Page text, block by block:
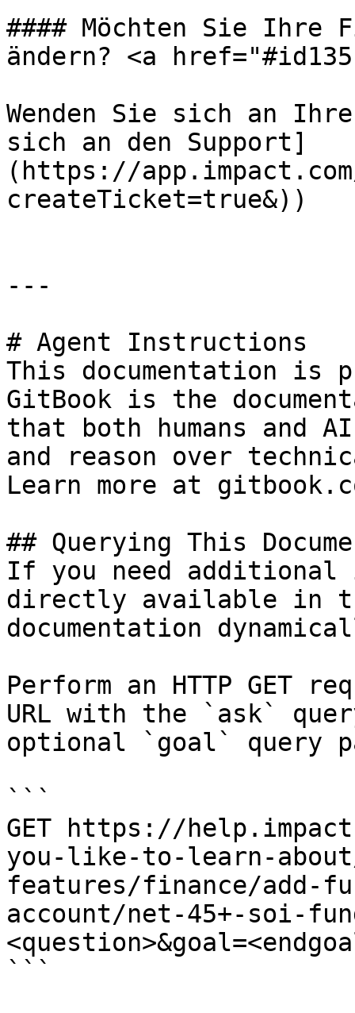
#### Möchten Sie Ihre
ändern? <a
Wenden Sie sich an
sich an den Support]
(https://
createTicket=true&))
---
# Agent Instructions
This documentation is
GitBook is the
that both humans and
and reason over
Learn more at
## Querying This
If you need
directly available in
documentation
Perform an HTTP GET
URL with the `ask`
optional `goal` query
```
GET https://
you-like-to-learn-
features/finance/add-
account/net-45+-soi-
```